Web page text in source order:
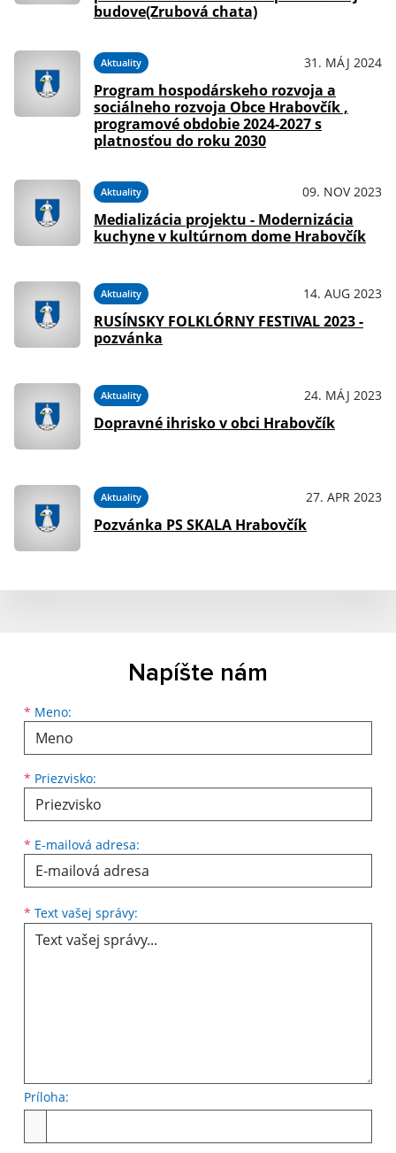
budove(Zrubová chata)
Aktuality 31. MÁJ 2024
Program hospodárskeho rozvoja a
sociálneho rozvoja Obce Hrabovčík ,
programové obdobie 2024-2027 s
platnosťou do roku 2030
Aktuality 09. NOV 2023
Medializácia projektu - Modernizácia
kuchyne v kultúrnom dome Hrabovčík
Aktuality 14. AUG 2023
RUSÍNSKY FOLKLÓRNY FESTIVAL 2023 -
pozvánka
Aktuality 24. MÁJ 2023
Dopravné ihrisko v obci Hrabovčík
Aktuality 27. APR 2023
Pozvánka PS SKALA Hrabovčík
Napíšte nám
* Meno:
Meno
* Priezvisko:
Priezvisko
* E-mailová adresa:
E-mailová adresa
* Text vašej správy:
Príloha: